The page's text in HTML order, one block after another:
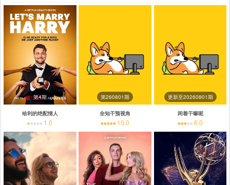
第4期
哈利的绝配情人
1.0
第260801期
全知干预视角
10.0
更新至20260801期
闲着干嘛呢
6.0